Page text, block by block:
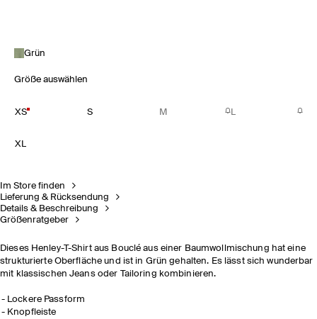
Grün
Größe auswählen
XS S M L
XL
Im Store finden
Lieferung & Rücksendung
Details & Beschreibung
Größenratgeber
Dieses Henley-T-Shirt aus Bouclé aus einer Baumwollmischung hat eine
strukturierte Oberfläche und ist in Grün gehalten. Es lässt sich wunderbar
mit klassischen Jeans oder Tailoring kombinieren.
Lockere Passform
Knopfleiste